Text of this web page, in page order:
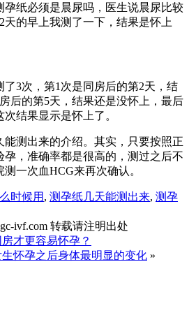
孕纸必须是晨尿吗，医生说晨尿比较
天的早上我测了一下，结果是怀上
3次，第1次是同房后的第2天，结
后的第5天，结果还是没怀上，最后
结果显示是怀上了。
能测出来的介绍。其实，只要按照正
，准确率都是很高的，测过之后不
一次血HCG来再次确认。
时候用 , 测孕纸几天能测出来, 测孕
ivf.com 转载请注明出处
才更容易怀孕？
怀孕之后身体最明显的变化 »